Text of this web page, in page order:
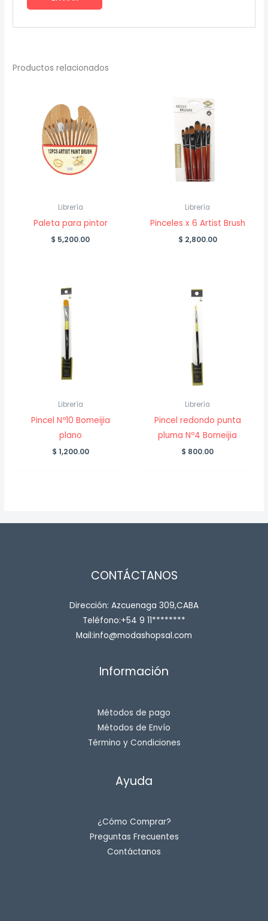
Productos relacionados
Librería
Paleta para pintor
$ 5,200.00
Librería
Pinceles x 6 Artist Brush
$ 2,800.00
Librería
Pincel Nº10 Bomeijia
plano
$ 1,200.00
Librería
Pincel redondo punta
pluma Nº4 Bomeijia
$ 800.00
CONTÁCTANOS
Dirección: Azcuenaga 309,CABA
Teléfono:+54 9 11********
Mail:info@modashopsal.com
Información
Métodos de pago
Métodos de Envío
Término y Condiciones
Ayuda
¿Cómo Comprar?
Preguntas Frecuentes
Contáctanos